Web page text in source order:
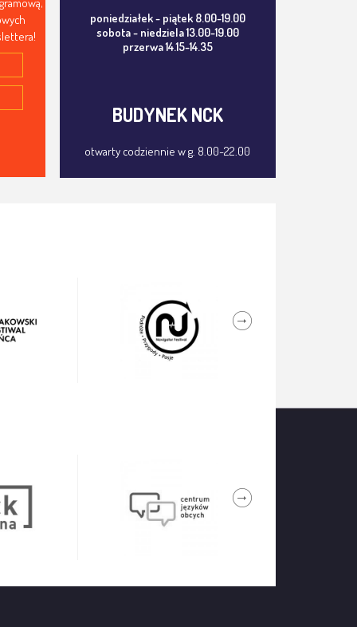
poniedziałek - piątek 8.00-19.00
sobota - niedziela 13.00-19.00
przerwa 14.15-14.35
BUDYNEK NCK
otwarty codziennie w g. 8.00-22.00